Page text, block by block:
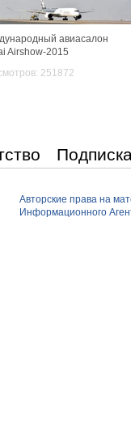
авиасалон
Airshow-2015
251872
Авторские права на
Информационного